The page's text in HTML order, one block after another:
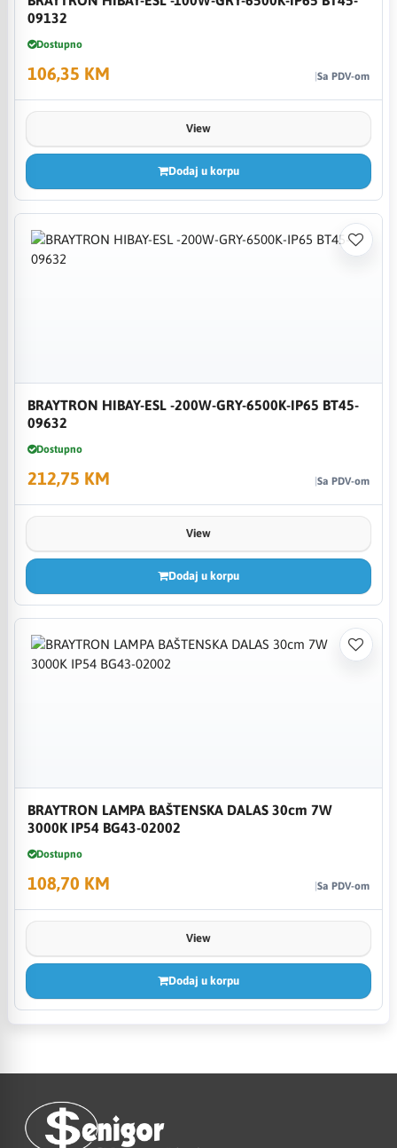
09132
Dostupno
106,35 KM Sa PDV-om
View
Dodaj u korpu
BRAYTRON HIBAY-ESL -200W-GRY-6500K-IP65 BT45-
09632
Dostupno
212,75 KM Sa PDV-om
View
Dodaj u korpu
BRAYTRON LAMPA BAŠTENSKA DALAS 30cm 7W
3000K IP54 BG43-02002
Dostupno
108,70 KM Sa PDV-om
View
Dodaj u korpu